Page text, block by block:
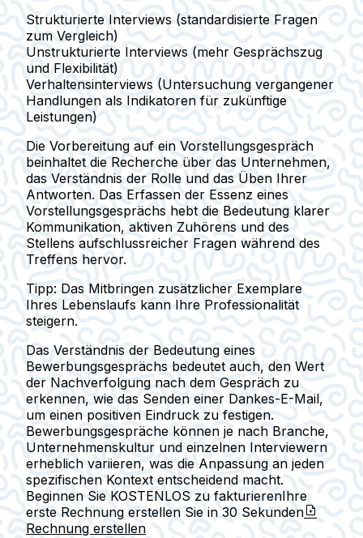
Strukturierte Interviews (standardisierte Fragen
zum Vergleich)
Unstrukturierte Interviews (mehr Gesprächszug
und Flexibilität)
Verhaltensinterviews (Untersuchung vergangener
Handlungen als Indikatoren für zukünftige
Leistungen)
Die Vorbereitung auf ein Vorstellungsgespräch
beinhaltet die Recherche über das Unternehmen,
das Verständnis der Rolle und das Üben Ihrer
Antworten. Das Erfassen der Essenz eines
Vorstellungsgesprächs hebt die Bedeutung klarer
Kommunikation, aktiven Zuhörens und des
Stellens aufschlussreicher Fragen während des
Treffens hervor.
Tipp: Das Mitbringen zusätzlicher Exemplare
Ihres Lebenslaufs kann Ihre Professionalität
steigern.
Das Verständnis der Bedeutung eines
Bewerbungsgesprächs bedeutet auch, den Wert
der Nachverfolgung nach dem Gespräch zu
erkennen, wie das Senden einer Dankes-E-Mail,
um einen positiven Eindruck zu festigen.
Bewerbungsgespräche können je nach Branche,
Unternehmenskultur und einzelnen Interviewern
erheblich variieren, was die Anpassung an jeden
spezifischen Kontext entscheidend macht.
Beginnen Sie KOSTENLOS zu fakturierenIhre
erste Rechnung erstellen Sie in 30 Sekunden
Rechnung erstellen